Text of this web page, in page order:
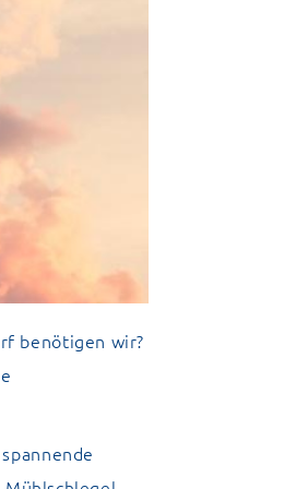
benötigen wir?